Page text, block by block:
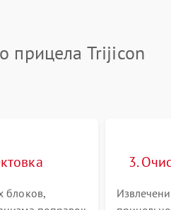
1 год
прицела Trijicon
блоков,
3.